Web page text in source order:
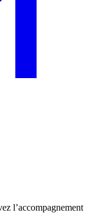
l’accompagnement